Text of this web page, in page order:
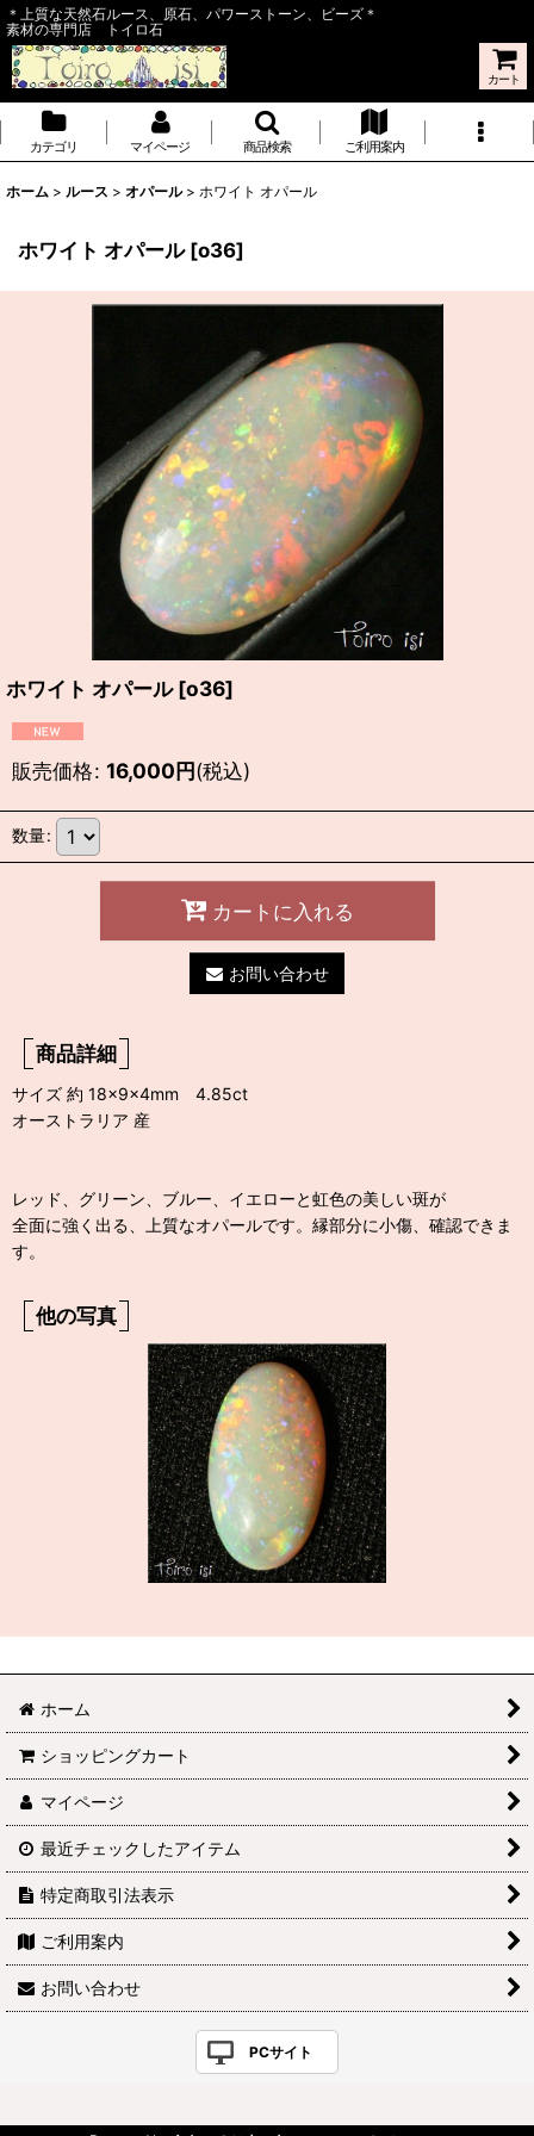
＊上質な天然石ルース、原石、パワーストーン、ビーズ＊
素材の専門店 トイロ石
カート
カテゴリ マイページ 商品検索 ご利用案内
ホーム > ルース > オパール > ホワイト オパール
ホワイト オパール [o36]
ホワイト オパール[o36]
販売価格: 16,000円(税込)
数量:
カートに入れる
お問い合わせ
商品詳細
サイズ 約 18×9×4mm 4.85ct
オーストラリア 産
レッド、グリーン、ブルー、イエローと虹色の美しい斑が
全面に強く出る、上質なオパールです。縁部分に小傷、確認できま
す。
他の写真
ホーム
ショッピングカート
マイページ
最近チェックしたアイテム
特定商取引法表示
ご利用案内
お問い合わせ
PCサイト